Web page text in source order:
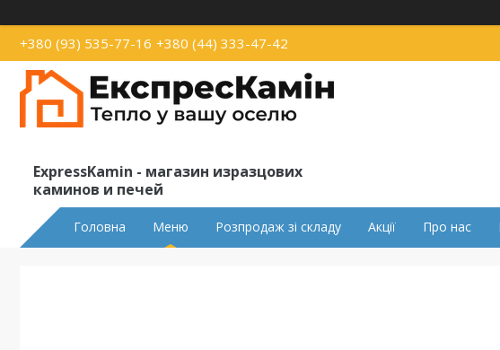
+380 (93) 535-77-16 +380 (44) 333-47-42
ExpressKamin - магазин изразцових
каминов и печей
Головна Меню Розпродаж зі складу Акції Про нас